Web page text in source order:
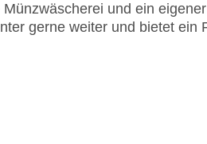
und ein
gerne weiter und bietet ein